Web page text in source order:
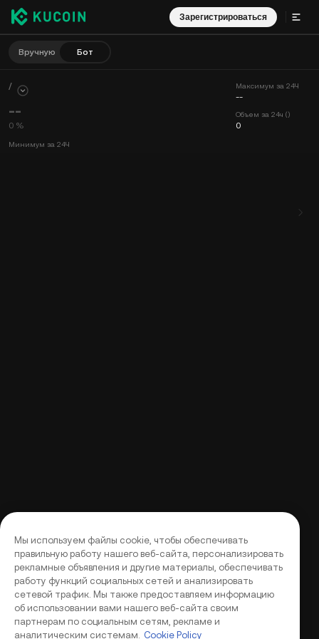
Зарегистрироваться
Вручную Бот
/
--
0 %
Максимум за 24Ч
--
Объем за 24ч ()
0
Минимум за 24Ч
Сделки
Мы используем файлы cookie, чтобы обеспечивать
правильную работу нашего веб-сайта, персонализировать
рекламные объявления и другие материалы, обеспечивать
работу функций социальных сетей и анализировать
сетевой трафик. Мы также предоставляем информацию
об использовании вами нашего веб-сайта своим
партнерам по социальным сетям, рекламе и
аналитическим системам.
Cookie Policy